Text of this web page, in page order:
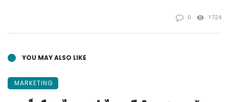
0 1724
YOU MAY ALSO LIKE
MARKETING